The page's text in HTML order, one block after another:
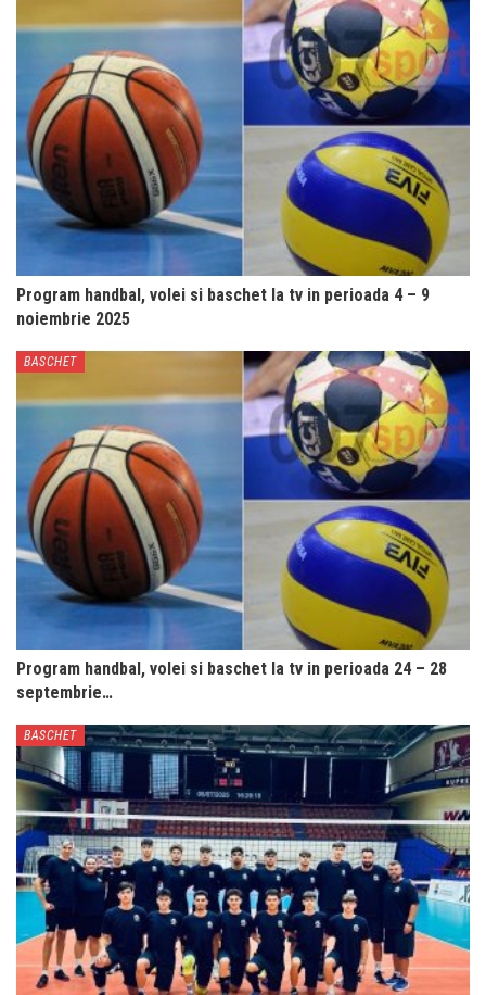
Program handbal, volei si baschet la tv in perioada 4 – 9
noiembrie 2025
BASCHET
Program handbal, volei si baschet la tv in perioada 24 – 28
septembrie…
BASCHET